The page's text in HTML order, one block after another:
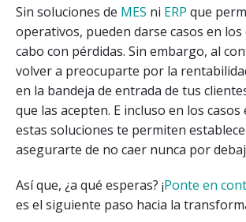
Sin soluciones de MES ni ERP que
operativos, pueden darse casos en
cabo con pérdidas. Sin embargo, al
volver a preocuparte por la
en la bandeja de entrada de tus
que las acepten. E incluso en los
estas soluciones te permiten
asegurarte de no caer nunca por
Así que, ¿a qué esperas? ¡Ponte en
es el siguiente paso hacia la